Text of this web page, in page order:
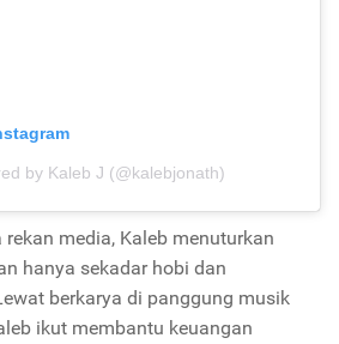
by Kaleb J (@kalebjonath)
media, Kaleb menuturkan
hanya sekadar hobi dan
berkarya di panggung musik
ikut membantu keuangan